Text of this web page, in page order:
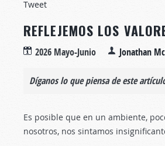
Tweet
REFLEJEMOS LOS
2026 Mayo-Junio Jonathan
Díganos lo que piensa de este
Es posible que en un ambiente,
nosotros, nos sintamos